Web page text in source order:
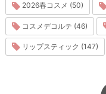
2026春コスメ (50)
コスメデコルテ (46)
リップスティック (147)